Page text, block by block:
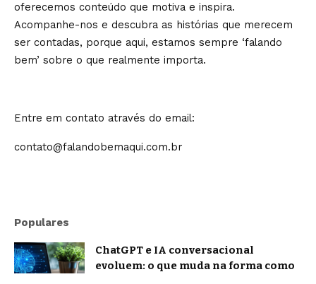
oferecemos conteúdo que motiva e inspira.
Acompanhe-nos e descubra as histórias que merecem
ser contadas, porque aqui, estamos sempre ‘falando
bem’ sobre o que realmente importa.
Entre em contato através do email:
contato@falandobemaqui.com.br
Populares
ChatGPT e IA conversacional
evoluem: o que muda na forma como